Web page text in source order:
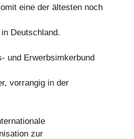
eine der ältesten noch
Deutschland.
und Erwerbsimkerbund
vorrangig in der
zur